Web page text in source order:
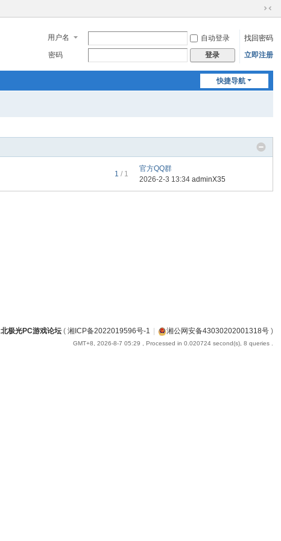
切
到
窄
用户名 自动登录
找回密码
密码
登录 立即注册
快捷导航
1 / 1
官方QQ群
2026-2-3 13:34adminX35
北极光PC游戏论坛( 湘ICP备2022019596号-1 | 湘公网安备43030202001318号)
GMT+8, 2026-8-7 05:29 , Processed in 0.020724 second(s), 8 queries .